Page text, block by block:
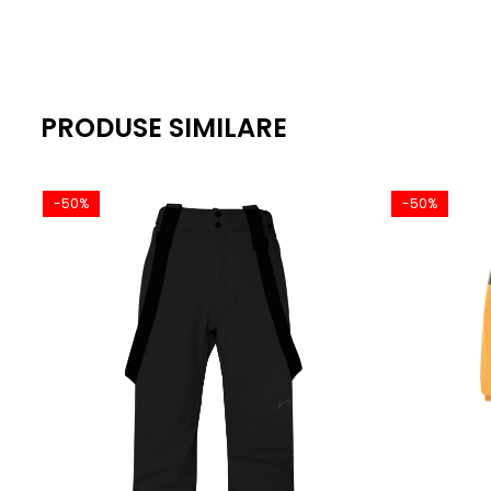
PRODUSE SIMILARE
-50% -50%